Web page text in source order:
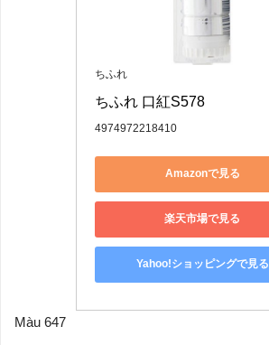
ちふれ
ちふれ 口紅S578
4974972218410
Amazonで見る
楽天市場で見る
Yahoo!ショッピングで見る
Màu 647